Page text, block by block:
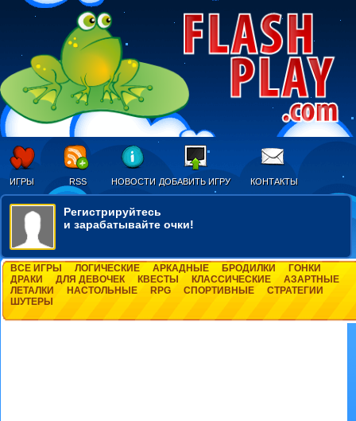
ИГРЫ RSS НОВОСТИ ДОБАВИТЬ ИГРУ КОНТАКТЫ
Регистрируйтесь
и зарабатывайте очки!
ВСЕ ИГРЫ ЛОГИЧЕСКИЕ АРКАДНЫЕ БРОДИЛКИ
ГОНКИ
ДРАКИ
ДЛЯ ДЕВОЧЕК КВЕСТЫ КЛАССИЧЕСКИЕ
АЗАРТНЫЕ
ЛЕТАЛКИ
НАСТОЛЬНЫЕ RPG СПОРТИВНЫЕ
СТРАТЕГИИ
ШУТЕРЫ